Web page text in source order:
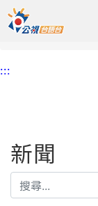
中央內容區塊
頭頁
:::
新聞